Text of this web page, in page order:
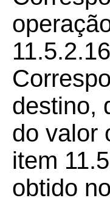
destino,
do valor
item
obtido